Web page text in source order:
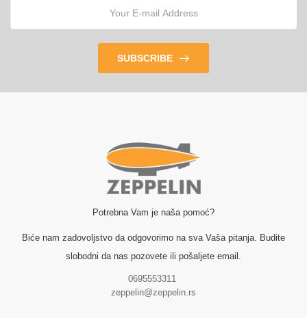
SUBSCRIBE
Potrebna Vam je naša pomoć?
Biće nam zadovoljstvo da odgovorimo na sva Vaša pitanja. Budite
slobodni da nas pozovete ili pošaljete email.
0695553311
zeppelin@zeppelin.rs